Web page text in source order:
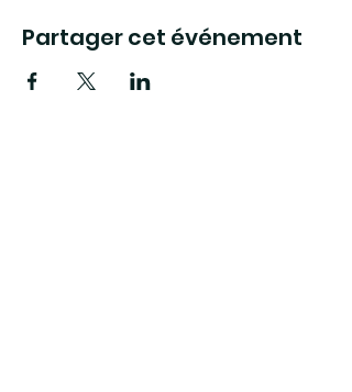
Partager cet événement